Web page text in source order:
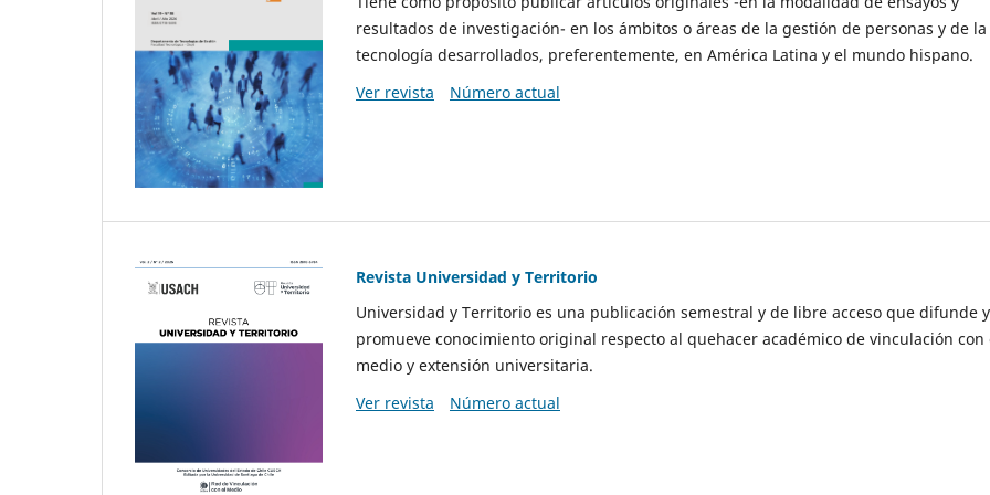
resultados de investigación- en los ámbitos o áreas de la gestión de personas y de la
tecnología desarrollados, preferentemente, en América Latina y el mundo hispano.
Ver revista
Número actual
Revista Universidad y Territorio
Universidad y Territorio es una publicación semestral y de libre acceso que difunde y
promueve conocimiento original respecto al quehacer académico de vinculación con
medio y extensión universitaria.
Ver revista
Número actual